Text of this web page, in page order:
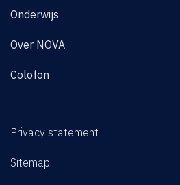
Onderwijs
Over NOVA
Colofon
Privacy statement
Sitemap